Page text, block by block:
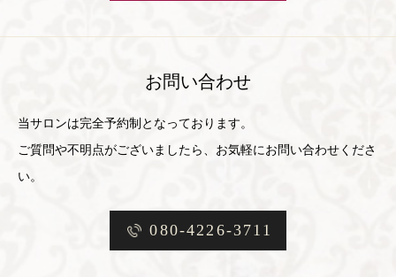
お問い合わせ
当サロンは完全予約制となっております。
ご質問や不明点がございましたら、お気軽にお問い合わせくださ
い。
080-4226-3711